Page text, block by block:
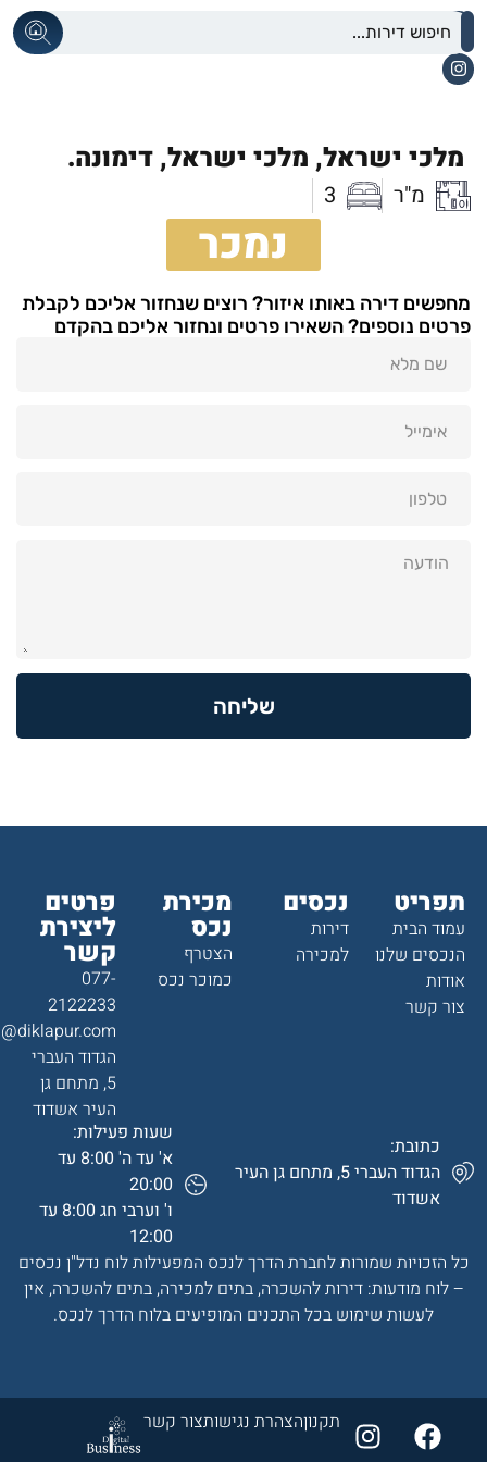
מלכי ישראל, מלכי ישראל, דימונה.
מ"ר 3
נמכר
מחפשים דירה באותו איזור? רוצים שנחזור אליכם לקבלת
פרטים נוספים? השאירו פרטים ונחזור אליכם בהקדם
שליחה
תפריט
עמוד הבית
הנכסים שלנו
אודות
צור קשר
נכסים
דירות
למכירה
מכירת
נכס
הצטרף
כמוכר נכס
פרטים
ליצירת
קשר
077-
2122233
הגדוד העברי
5, מתחם גן
העיר אשדוד
כתובת:
הגדוד העברי 5, מתחם גן העיר
אשדוד
שעות פעילות:
א' עד ה' 8:00 עד
20:00
ו' וערבי חג 8:00 עד
12:00
כל הזכויות שמורות לחברת הדרך לנכס המפעילות לוח נדל"ן נכסים
– לוח מודעות: דירות להשכרה, בתים למכירה, בתים להשכרה, אין
לעשות שימוש בכל התכנים המופיעים בלוח הדרך לנכס.
תקנוןהצהרת נגישותצור קשר